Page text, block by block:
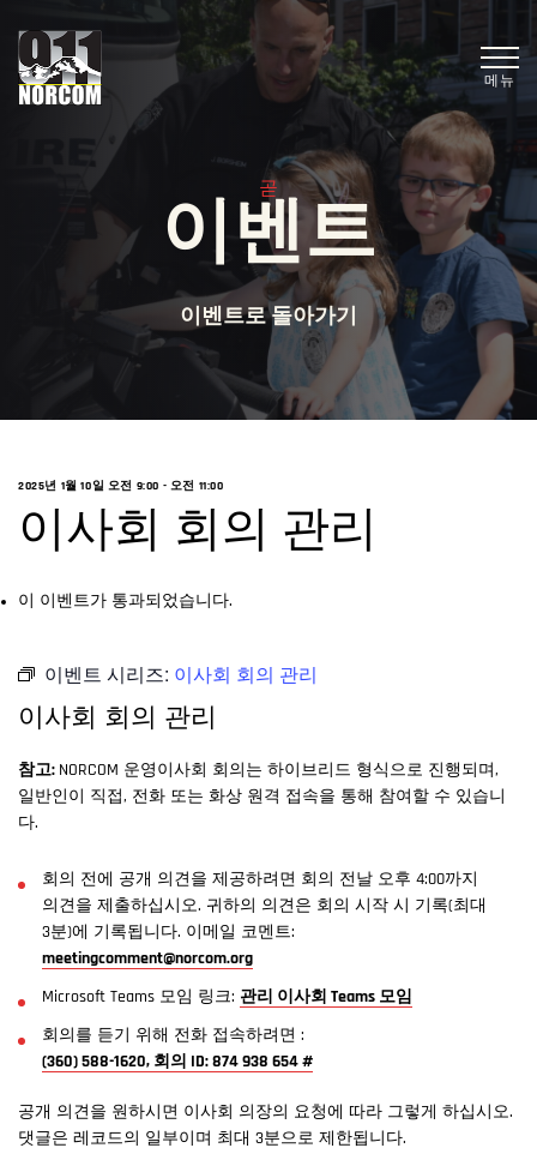
메뉴
곧
이벤트
이벤트로 돌아가기
2025년 1월 10일 오전 9:00 - 오전 11:00
이사회 회의 관리
이 이벤트가 통과되었습니다.
이벤트 시리즈: 이사회 회의 관리
이사회 회의 관리
참고: NORCOM 운영이사회 회의는 하이브리드 형식으로 진행되며,
일반인이 직접, 전화 또는 화상 원격 접속을 통해 참여할 수 있습니
다.
회의 전에 공개 의견을 제공하려면 회의 전날 오후 4:00까지
의견을 제출하십시오. 귀하의 의견은 회의 시작 시 기록(최대
3분)에 기록됩니다. 이메일 코멘트:
meetingcomment@norcom.org
Microsoft Teams 모임 링크: 관리 이사회 Teams 모임
회의를 듣기 위해 전화 접속하려면 :
(360) 588-1620, 회의 ID: 874 938 654 #
공개 의견을 원하시면 이사회 의장의 요청에 따라 그렇게 하십시오.
댓글은 레코드의 일부이며 최대 3분으로 제한됩니다.